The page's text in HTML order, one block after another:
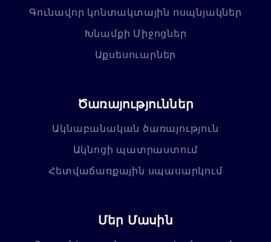
Գունավոր կոնտակտային ոսպնյակներ
Խնամքի Միջոցներ
Աքսեսուարներ
Ծառայություններ
Ակնաբանական ծառայություն
Ակնոցի պատրաստում
Հետվաճառքային սպասարկում
Մեր Մասին